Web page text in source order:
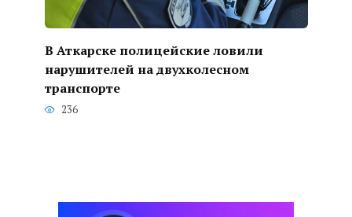
В Аткарске полицейские ловили
нарушителей на двухколесном
транспорте
236